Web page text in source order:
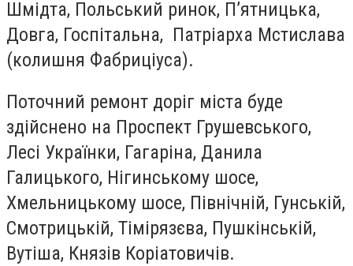
Шмідта, Польський ринок, П’ятницька,
Довга, Госпітальна, Патріарха Мстислава
(колишня Фабриціуса).
Поточний ремонт доріг міста буде
здійснено на Проспект Грушевського,
Лесі Українки, Гагаріна, Данила
Галицького, Нігинському шосе,
Хмельницькому шосе, Північній, Гунській,
Смотрицькій, Тімірязєва, Пушкінській,
Вутіша, Князів Коріатовичів.